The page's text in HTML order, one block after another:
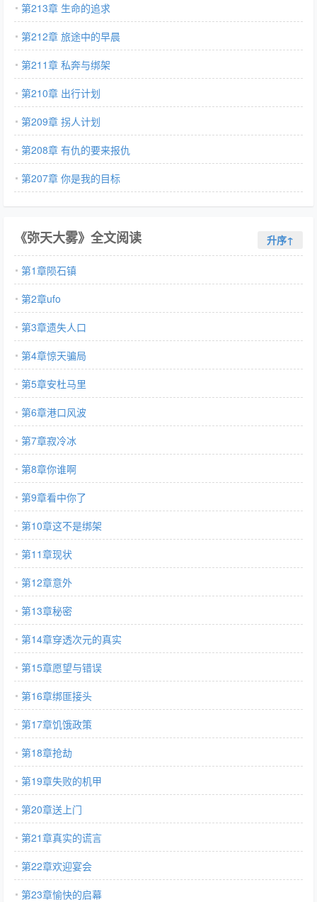
第213章 生命的追求
第212章 旅途中的早晨
第211章 私奔与绑架
第210章 出行计划
第209章 拐人计划
第208章 有仇的要来报仇
第207章 你是我的目标
《弥天大雾》全文阅读 升序↑
第1章陨石镇
第2章ufo
第3章遗失人口
第4章惊天骗局
第5章安杜马里
第6章港口风波
第7章寂冷冰
第8章你谁啊
第9章看中你了
第10章这不是绑架
第11章现状
第12章意外
第13章秘密
第14章穿透次元的真实
第15章愿望与错误
第16章绑匪接头
第17章饥饿政策
第18章抢劫
第19章失败的机甲
第20章送上门
第21章真实的谎言
第22章欢迎宴会
第23章愉快的启幕